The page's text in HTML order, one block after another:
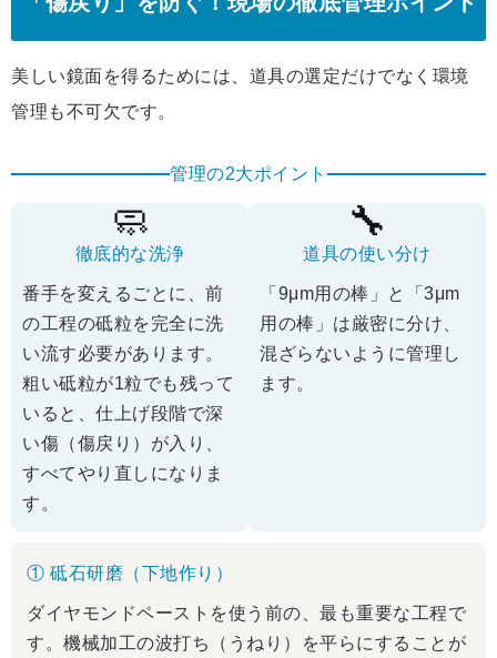
美しい鏡面を得るためには、道具の選定だけでなく環境
管理も不可欠です。
管理の2大ポイント
🧼
徹底的な洗浄
番手を変えるごとに、前
の工程の砥粒を完全に洗
い流す必要があります。
粗い砥粒が1粒でも残って
いると、仕上げ段階で深
い傷（傷戻り）が入り、
すべてやり直しになりま
す。
🔧
道具の使い分け
「9μm用の棒」と「3μm
用の棒」は厳密に分け、
混ざらないように管理し
ます。
① 砥石研磨（下地作り）
ダイヤモンドペーストを使う前の、最も重要な工程で
す。機械加工の波打ち（うねり）を平らにすることが